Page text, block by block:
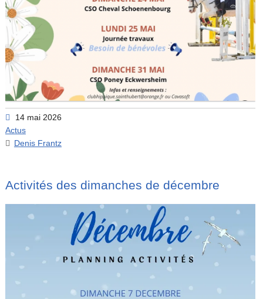
14 mai 2026
Actus
Denis Frantz
Activités des dimanches de décembre